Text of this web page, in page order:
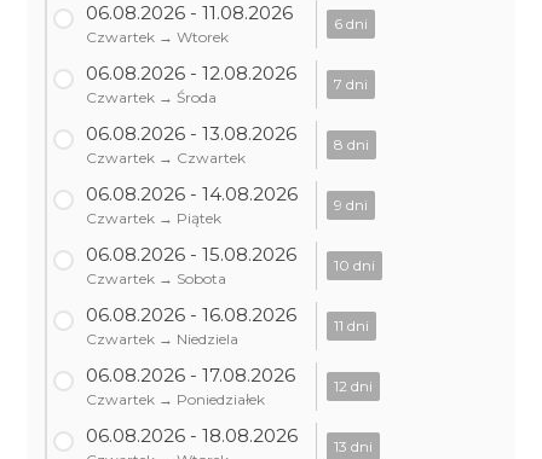
06.08.2026 - 11.08.2026
Czwartek → Wtorek
6 dni
06.08.2026 - 12.08.2026
Czwartek → Środa
7 dni
06.08.2026 - 13.08.2026
Czwartek → Czwartek
8 dni
06.08.2026 - 14.08.2026
Czwartek → Piątek
9 dni
06.08.2026 - 15.08.2026
Czwartek → Sobota
10 dni
06.08.2026 - 16.08.2026
Czwartek → Niedziela
11 dni
06.08.2026 - 17.08.2026
Czwartek → Poniedziałek
12 dni
06.08.2026 - 18.08.2026 13 dni